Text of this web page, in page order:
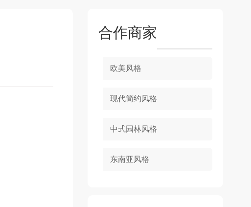
合作商家
欧美风格
现代简约风格
中式园林风格
东南亚风格